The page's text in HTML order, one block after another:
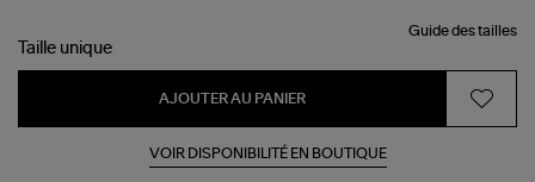
Bandoulière
Doré
Guide des tailles
Taille unique
AJOUTER AU PANIER
VOIR DISPONIBILITÉ EN BOUTIQUE